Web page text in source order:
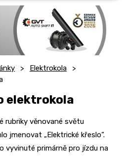
Elektrokola
elektrokola
rubriky věnované světu
jmenovat „Elektrické křeslo“.
vyvinuté primárně pro jízdu na